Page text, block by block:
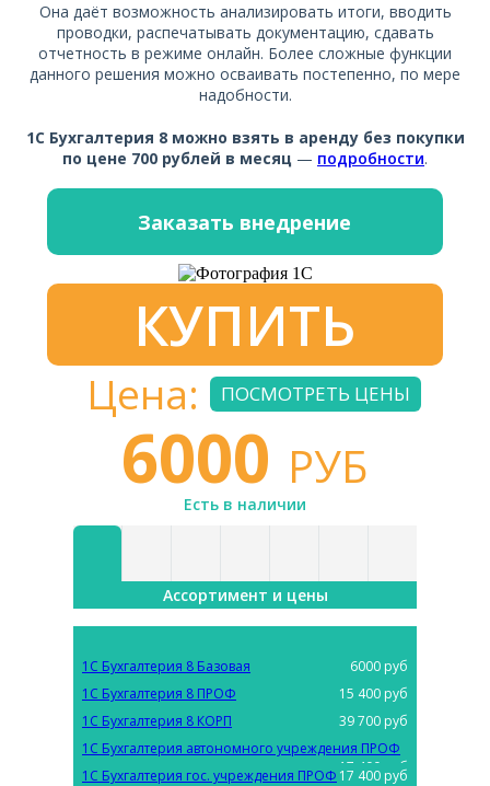
Она даёт возможность анализировать итоги, вводить
проводки, распечатывать документацию, сдавать
отчетность в режиме онлайн. Более сложные функции
данного решения можно осваивать постепенно, по мере
надобности.
1С Бухгалтерия 8 можно взять в аренду без покупки
по цене 700 рублей в месяц — подробности.
Заказать внедрение
КУПИТЬ
Цена: ПОСМОТРЕТЬ ЦЕНЫ
6000 РУБ
Есть в наличии
Ассортимент и цены
1С Бухгалтерия 8 Базовая
6000 руб
1C Бухгалтерия 8 ПРОФ
15 400 руб
1С Бухгалтерия 8 КОРП
39 700 руб
1С Бухгалтерия автономного учреждения ПРОФ
17 400 руб
1С Бухгалтерия гос. учреждения ПРОФ 17 400 руб